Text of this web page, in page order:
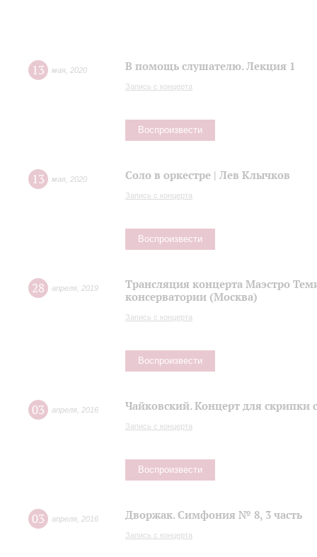
13 мая 2020 В помощь слушателю. Лекция 1
Запись с концерта
Воспроизвести
13 мая 2020 Соло в оркестре | Лев Клычков
Запись с концерта
Воспроизвести
28 апреля 2019
Трансляция концерта Маэстро
консерватории (Москва)
Запись с концерта
Воспроизвести
03 апреля 2016 Чайковский. Концерт для скрипки
Запись с концерта
Воспроизвести
03 апреля 2016 Дворжак. Симфония № 8, 3 часть
Запись с концерта